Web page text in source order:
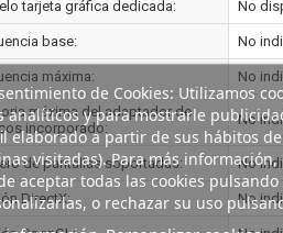
tarjeta gráfica dedicada: No
base: No
máxima: No
máxima del adaptador de
incorporado:
No
de pantallas soportadas: No
DirectX: No
de Cookies: Utilizamos
analíticos y para mostrarle
elaborado a partir de sus hábitos
visitadas). Para más
aceptar todas las cookies pulsando
o rechazar su uso